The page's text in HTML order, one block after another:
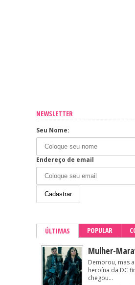
NEWSLETTER
Seu Nome:
Endereço de email
ÚLTIMAS POPULAR
Mulher-
Demorou, mas
heroína da DC
chegou...